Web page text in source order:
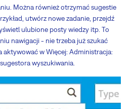
Można również otrzymać sugestie
utwórz nowe zadanie, przejdź
ulubione posty wiedzy itp. To
nawigacji - nie trzeba już szukać
aktywować w Więcej: Administracja:
wyszukiwania.